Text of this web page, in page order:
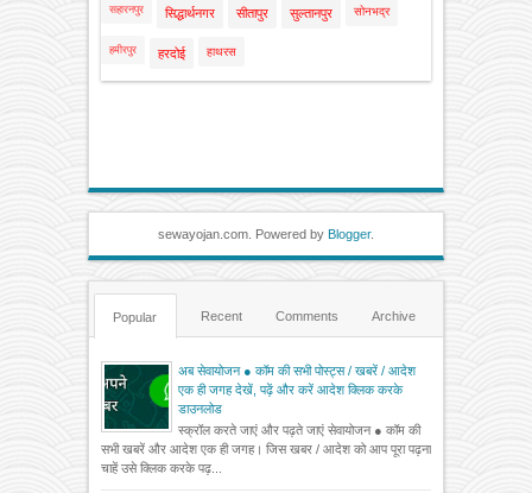
सहारनपुर सिद्धार्थनगर सीतापुर सुल्तानपुर सोनभद्र
हमीरपुर हरदोई हाथरस
sewayojan.com. Powered by Blogger.
Popular Recent Comments Archive
अब सेवायोजन ● कॉम की सभी पोस्ट्स / खबरें / आदेश
एक ही जगह देखें, पढ़ें और करें आदेश क्लिक करके
डाउनलोड
स्क्रॉल करते जाएं और पढ़ते जाएं सेवायोजन ● कॉम की
सभी खबरें और आदेश एक ही जगह। जिस खबर / आदेश को आप पूरा पढ़ना
चाहें उसे क्लिक करके पढ़...